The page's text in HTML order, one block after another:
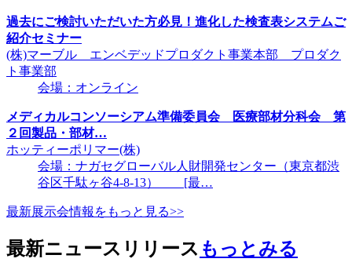
過去にご検討いただいた方必見！進化した検査表システムご
紹介セミナー
(株)マーブル エンベデッドプロダクト事業本部 プロダク
ト事業部
会場：オンライン
メディカルコンソーシアム準備委員会 医療部材分科会 第
２回製品・部材…
ホッティーポリマー(株)
会場：ナガセグローバル人財開発センター（東京都渋
谷区千駄ヶ谷4-8-13） [最…
最新展示会情報をもっと見る>>
最新ニュースリリース もっとみる